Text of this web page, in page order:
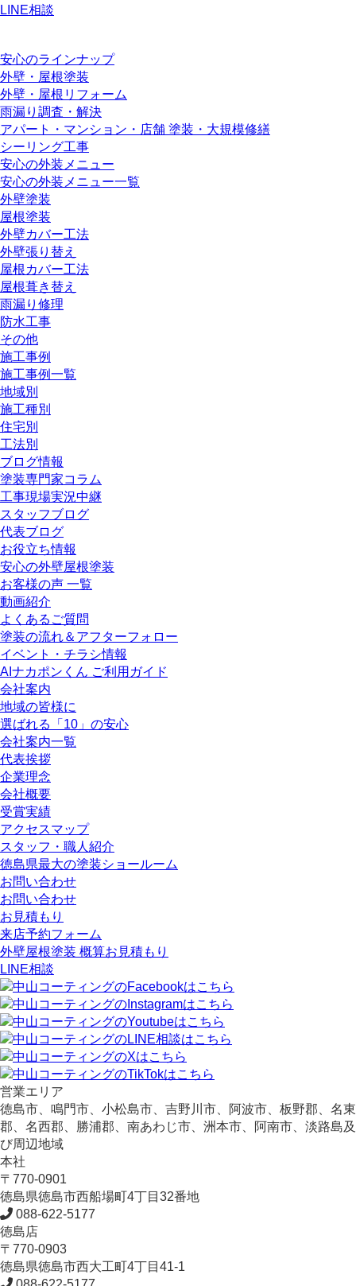
LINE相談
安心のラインナップ
外壁・屋根塗装
外壁・屋根リフォーム
雨漏り調査・解決
アパート・マンション・店舗 塗装・大規模修繕
シーリング工事
安心の外装メニュー
安心の外装メニュー一覧
外壁塗装
屋根塗装
外壁カバー工法
外壁張り替え
屋根カバー工法
屋根葺き替え
雨漏り修理
防水工事
その他
施工事例
施工事例一覧
地域別
施工種別
住宅別
工法別
ブログ情報
塗装専門家コラム
工事現場実況中継
スタッフブログ
代表ブログ
お役立ち情報
安心の外壁屋根塗装
お客様の声 一覧
動画紹介
よくあるご質問
塗装の流れ＆アフターフォロー
イベント・チラシ情報
AIナカポンくん ご利用ガイド
会社案内
地域の皆様に
選ばれる「10」の安心
会社案内一覧
代表挨拶
企業理念
会社概要
受賞実績
アクセスマップ
スタッフ・職人紹介
徳島県最大の塗装ショールーム
お問い合わせ
お問い合わせ
お見積もり
来店予約フォーム
外壁屋根塗装 概算お見積もり
LINE相談
営業エリア
徳島市、鳴門市、小松島市、吉野川市、阿波市、板野郡、名東
郡、名西郡、勝浦郡、南あわじ市、洲本市、阿南市、淡路島及
び周辺地域
本社
〒770-0901
徳島県徳島市西船場町4丁目32番地
088-622-5177
徳島店
〒770-0903
徳島県徳島市西大工町4丁目41-1